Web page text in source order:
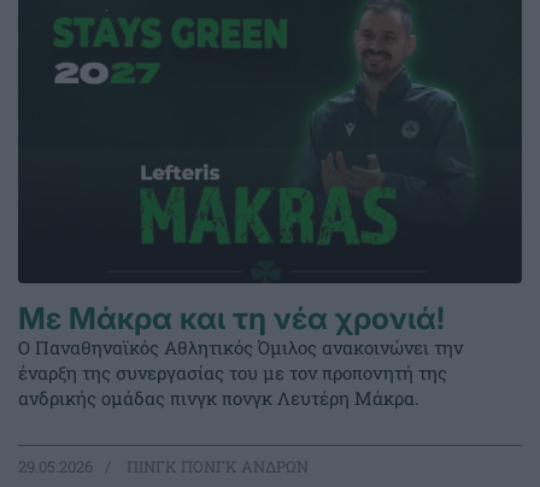
Με Μάκρα και τη νέα χρονιά!
Ο Παναθηναϊκός Αθλητικός Όμιλος ανακοινώνει την
έναρξη της συνεργασίας του με τον προπονητή της
ανδρικής ομάδας πινγκ πονγκ Λευτέρη Μάκρα.
29.05.2026 ΠΙΝΓΚ ΠΟΝΓΚ ΑΝΔΡΩΝ